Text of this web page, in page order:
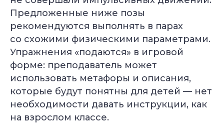
Предложенные ниже позы
рекомендуются выполнять в парах
со схожими физическими параметрами.
Упражнения «подаются» в игровой
форме: преподаватель может
использовать метафоры и описания,
которые будут понятны для детей — нет
необходимости давать инструкции, как
на взрослом классе.